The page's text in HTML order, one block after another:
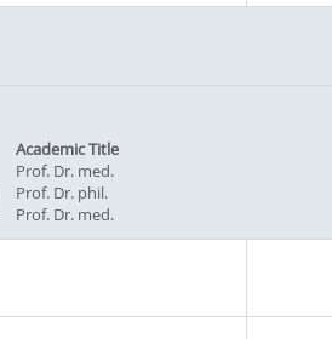
Academic Title
Prof. Dr. med.
Prof. Dr. phil.
Prof. Dr. med.